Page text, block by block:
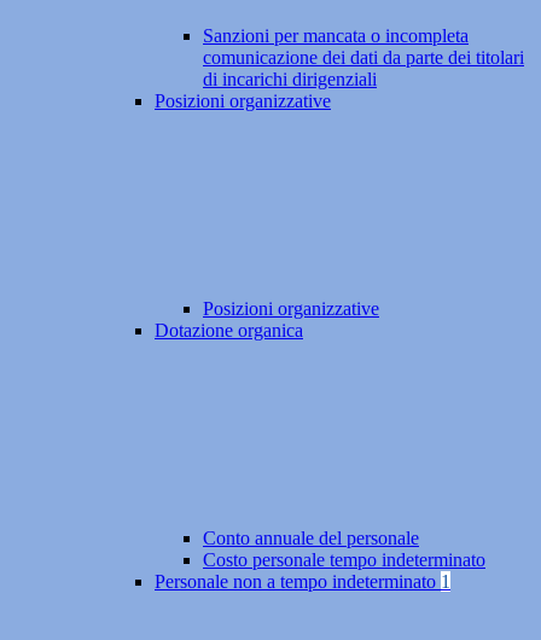
Sanzioni per mancata o incompleta
comunicazione dei dati da parte dei titolari
di incarichi dirigenziali
Posizioni organizzative
Posizioni organizzative
Dotazione organica
Conto annuale del personale
Costo personale tempo indeterminato
Personale non a tempo indeterminato 1